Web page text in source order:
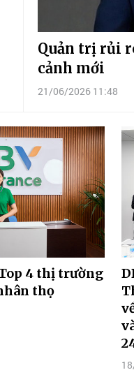
Quản trị rủi
cảnh mới
21/06/2026 11:48
4 thị trường
thọ